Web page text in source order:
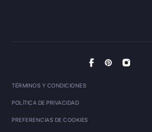
TÉRMINOS Y CONDICIONES
POLÍTICA DE PRIVACIDAD
PREFERENCIAS DE COOKIES